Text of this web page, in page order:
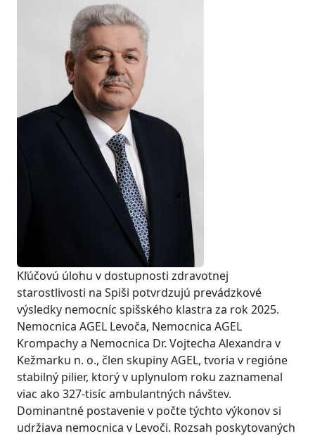
Kľúčovú úlohu v dostupnosti zdravotnej
starostlivosti na Spiši potvrdzujú prevádzkové
výsledky nemocníc spišského klastra za rok 2025.
Nemocnica AGEL Levoča, Nemocnica AGEL
Krompachy a Nemocnica Dr. Vojtecha Alexandra v
Kežmarku n. o., člen skupiny AGEL, tvoria v regióne
stabilný pilier, ktorý v uplynulom roku zaznamenal
viac ako 327-tisíc ambulantných návštev.
Dominantné postavenie v počte týchto výkonov si
udržiava nemocnica v Levoči. Rozsah poskytovaných